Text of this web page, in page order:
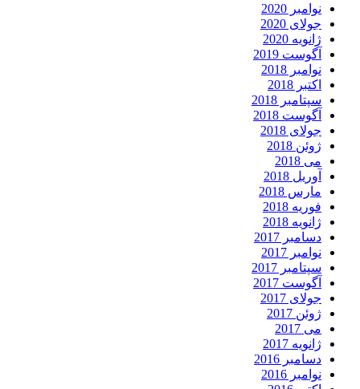
نوامبر 2020
جولای 2020
ژانویه 2020
آگوست 2019
نوامبر 2018
اکتبر 2018
سپتامبر 2018
آگوست 2018
جولای 2018
ژوئن 2018
می 2018
آوریل 2018
مارس 2018
فوریه 2018
ژانویه 2018
دسامبر 2017
نوامبر 2017
سپتامبر 2017
آگوست 2017
جولای 2017
ژوئن 2017
می 2017
ژانویه 2017
دسامبر 2016
نوامبر 2016